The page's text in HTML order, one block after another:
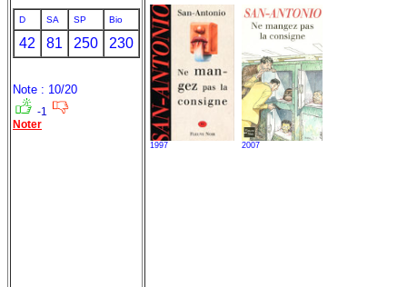
D SA SP Bio
42 81 250 230
Note : 10/20
-1
Noter
1997 2007